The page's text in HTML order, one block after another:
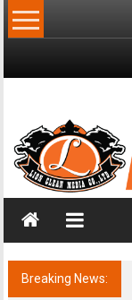
Skip
to
News
Freelancer
วส์
ฟรี
แลน
เซอร์
Breaking News: